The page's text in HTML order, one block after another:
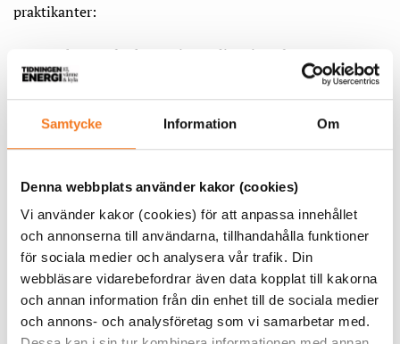
Samtycke Information Om
Denna webbplats använder kakor (cookies)
Vi använder kakor (cookies) för att anpassa innehållet
och annonserna till användarna, tillhandahålla funktioner
för sociala medier och analysera vår trafik. Din
webbläsare vidarebefordrar även data kopplat till kakorna
och annan information från din enhet till de sociala medier
och annons- och analysföretag som vi samarbetar med.
praktikanter:
– Jag tycker att det har varit otroligt givande att vara
handledare. När man ska visa och lära ut vad jobbet går ut
på får man många frågor om varför vi gör på det här sättet
eller hur det fungerar egentligen. Det gör att man får tänka
min egen utveckling på jobbet.
Det som är viktigt, tror Elin Ljungsberg, är att den som
väljer att bli handledare också tar hjälp av sina närmaste
kollegor. Även om handledaren är huvudansvarig för
praktikanten är det till stor hjälp om kollegorna kan bistå
med att till exempel ta med praktikanten på lämpliga
möten, studiebesök eller liknande.